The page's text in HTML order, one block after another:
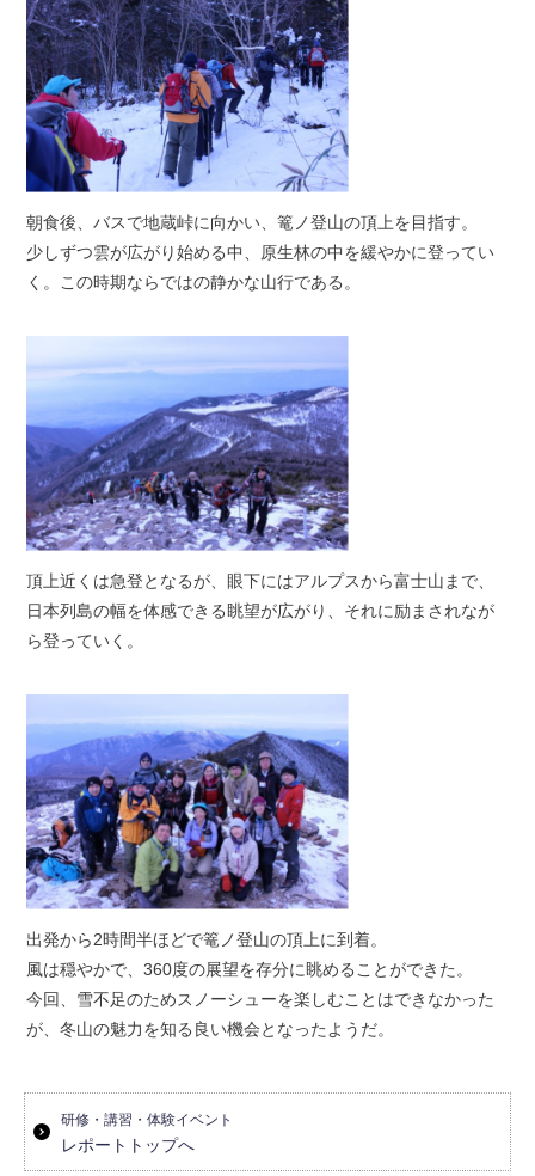
朝食後、バスで地蔵峠に向かい、篭ノ登山の頂上を目指す。
少しずつ雲が広がり始める中、原生林の中を緩やかに登ってい
く。この時期ならではの静かな山行である。
頂上近くは急登となるが、眼下にはアルプスから富士山まで、
日本列島の幅を体感できる眺望が広がり、それに励まされなが
ら登っていく。
出発から2時間半ほどで篭ノ登山の頂上に到着。
風は穏やかで、360度の展望を存分に眺めることができた。
今回、雪不足のためスノーシューを楽しむことはできなかった
が、冬山の魅力を知る良い機会となったようだ。
研修・講習・体験イベント
レポートトップへ